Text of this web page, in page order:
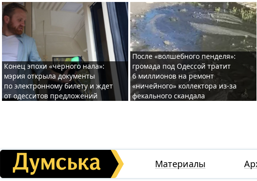
Конец эпохи «черного нала»:
мэрия открыла документы
по электронному билету и ждет
от одесситов предложений
После «волшебного пенделя»:
громада под Одессой тратит
6 миллионов на ремонт
«ничейного» коллектора из-за
фекального скандала
Материалы